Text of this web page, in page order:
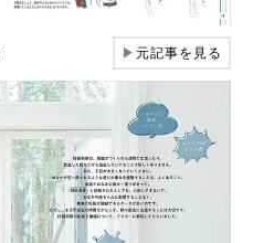
▶元記事を見る